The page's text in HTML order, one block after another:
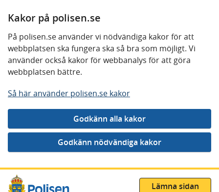
Kakor på polisen.se
På polisen.se använder vi nödvändiga kakor för att
webbplatsen ska fungera ska så bra som möjligt. Vi
använder också kakor för webbanalys för att göra
webbplatsen bättre.
Så här använder polisen.se kakor
Gå direkt till innehåll
Lämna sidan